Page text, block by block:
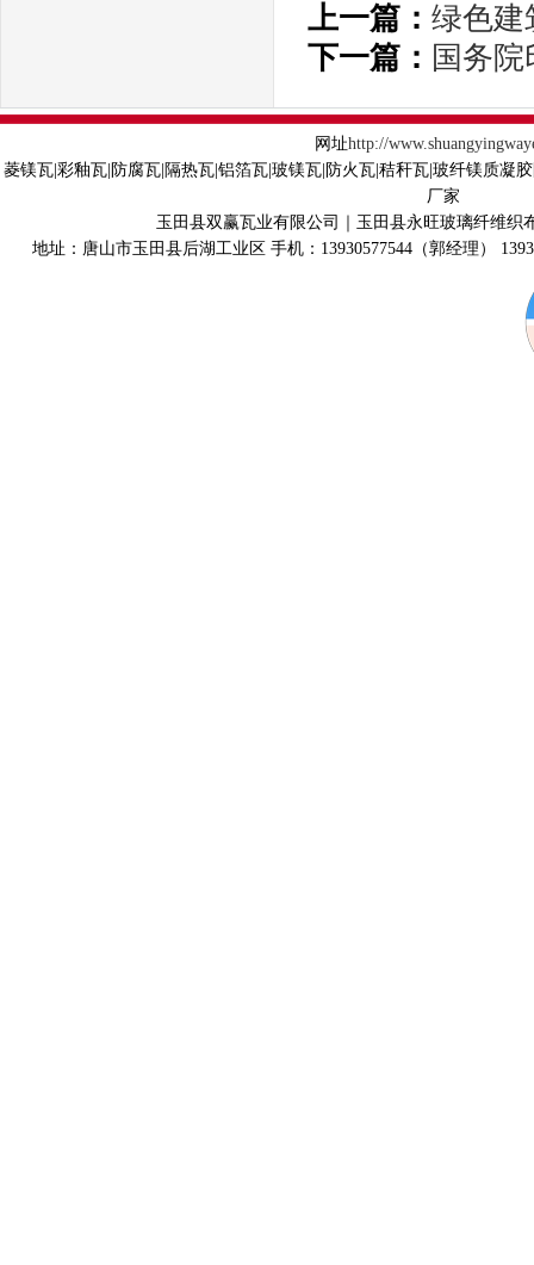
上一篇： 绿色建
下一篇： 国务
网址http://
菱镁瓦|彩釉瓦|防腐瓦|隔热瓦|铝箔瓦|玻镁瓦|防火瓦|秸秆瓦|玻纤镁质凝
厂家
玉田县双赢瓦业有限公司｜玉田县永旺玻璃纤维织
地址：唐山市玉田县后湖工业区 手机：13930577544（郭经理）